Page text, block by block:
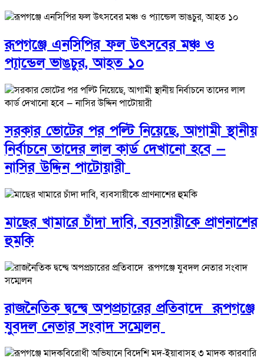
রূপগঞ্জে এনসিপির ফল উৎসবের মঞ্চ ও
প্যান্ডেল ভাঙচুর, আহত ১০
সরকার ভোটের পর পল্টি নিয়েছে, আগামী স্থানীয়
নির্বাচনে তাদের লাল কার্ড দেখানো হবে —
নাসির উদ্দিন পাটোয়ারী
মাছের খামারে চাঁদা দাবি, ব্যবসায়ীকে প্রাণনাশের
হুমকি
রাজনৈতিক দ্বন্দ্বে অপপ্রচারের প্রতিবাদে ‎রূপগঞ্জে
যুবদল নেতার সংবাদ সম্মেলন ‎